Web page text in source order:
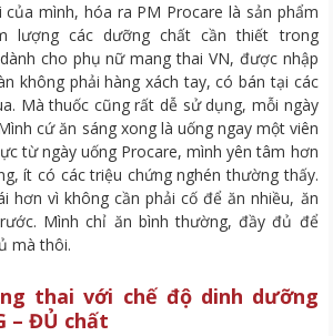
mình, hóa ra PM Procare là sản phẩm
lượng các dưỡng chất cần thiết trong
cho phụ nữ mang thai VN, được nhập
không phải hàng xách tay, có bán tại các
Mà thuốc cũng rất dễ sử dụng, mỗi ngày
cứ ăn sáng xong là uống ngay một viên
từ ngày uống Procare, mình yên tâm hơn
ít có các triệu chứng nghén thường thấy.
hơn vì không cần phải cố để ăn nhiều, ăn
Mình chỉ ăn bình thường, đầy đủ để
mà thôi.
thai với chế độ dinh dưỡng
– ĐỦ chất